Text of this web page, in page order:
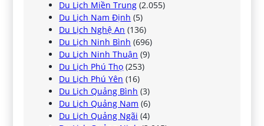
Du Lịch Miền Trung (2.055)
Du Lịch Nam Định (5)
Du Lịch Nghệ An (136)
Du Lịch Ninh Bình (696)
Du Lịch Ninh Thuận (9)
Du Lịch Phú Thọ (253)
Du Lịch Phú Yên (16)
Du Lịch Quảng Bình (3)
Du Lịch Quảng Nam (6)
Du Lịch Quảng Ngãi (4)